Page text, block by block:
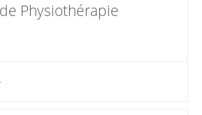
Physiothérapie